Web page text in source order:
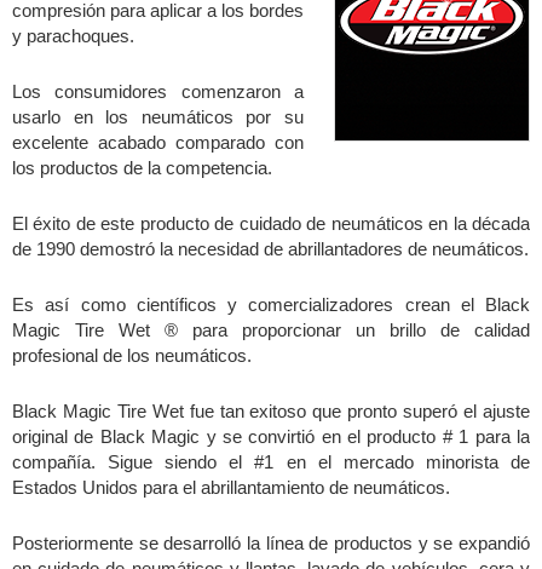
compresión para aplicar a los bordes
y parachoques.
Los consumidores comenzaron a
usarlo en los neumáticos por su
excelente acabado comparado con
los productos de la competencia.
El éxito de este producto de cuidado de neumáticos en la década
de 1990 demostró la necesidad de abrillantadores de neumáticos.
Es así como científicos y comercializadores crean el Black
Magic Tire Wet ® para proporcionar un brillo de calidad
profesional de los neumáticos.
Black Magic Tire Wet fue tan exitoso que pronto superó el ajuste
original de Black Magic y se convirtió en el producto # 1 para la
compañía. Sigue siendo el #1 en el mercado minorista de
Estados Unidos para el abrillantamiento de neumáticos.
Posteriormente se desarrolló la línea de productos y se expandió